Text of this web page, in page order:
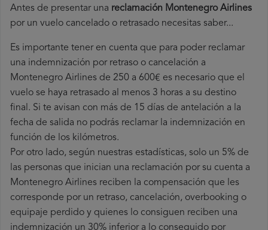
Antes de presentar una reclamación Montenegro Airlines
por un vuelo cancelado o retrasado necesitas saber...
Es importante tener en cuenta que para poder reclamar
una indemnización por retraso o cancelación a
Montenegro Airlines de 250 a 600€ es necesario que el
vuelo se haya retrasado al menos 3 horas a su destino
final. Si te avisan con más de 15 días de antelación a la
fecha de salida no podrás reclamar la indemnización en
función de los kilómetros.
Por otro lado, según nuestras estadísticas, solo un 5% de
las personas que inician una reclamación por su cuenta a
Montenegro Airlines reciben la compensación que les
corresponde por un retraso, cancelación, overbooking o
equipaje perdido y quienes lo consiguen reciben una
indemnización un 30% inferior a lo conseguido por